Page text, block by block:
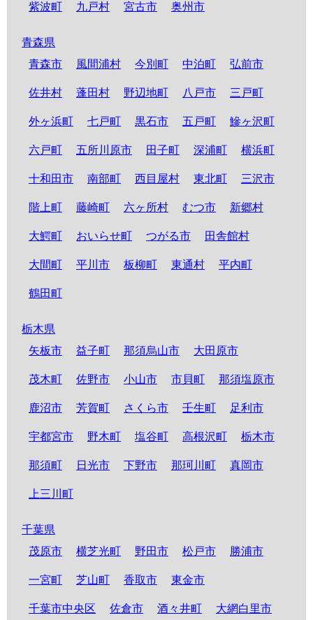
紫波町 九戸村 宮古市 奥州市
青森県
青森市
風間浦村 今別町 中泊町 弘前市
佐井村 蓬田村 野辺地町 八戸市 三戸町
外ヶ浜町 七戸町 黒石市 五戸町 鰺ヶ沢町
六戸町 五所川原市 田子町 深浦町 横浜町
十和田市 南部町 西目屋村 東北町 三沢市
階上町 藤崎町 六ヶ所村 むつ市 新郷村
大鰐町 おいらせ町 つがる市 田舎館村
大間町 平川市 板柳町 東通村 平内町
鶴田町
栃木県
矢板市
益子町 那須烏山市 大田原市
茂木町 佐野市 小山市 市貝町 那須塩原市
鹿沼市 芳賀町 さくら市 壬生町 足利市
宇都宮市 野木町 塩谷町 高根沢町 栃木市
那須町 日光市 下野市 那珂川町 真岡市
上三川町
千葉県
茂原市
横芝光町 野田市 松戸市 勝浦市
一宮町 芝山町 香取市 東金市
千葉市中央区 佐倉市 酒々井町 大網白里市